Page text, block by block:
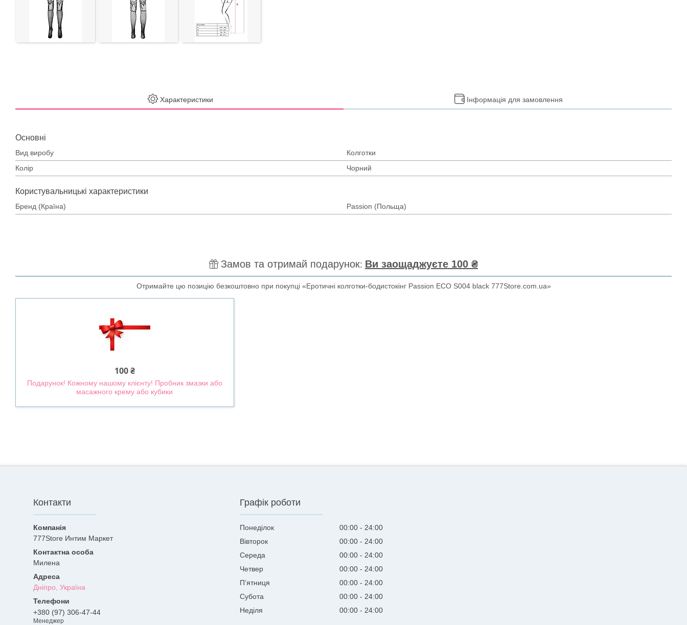
Характеристики Інформація для замовлення
Основні
Вид виробу
Колготки
Колір
Чорний
Користувальницькі характеристики
Бренд (Країна) Passion (Польща)
Замов та отримай подарунок Ви заощаджуєте 100 ₴
Отримайте цю позицію безкоштовно при покупці «Еротичні колготки-бодистокінг Passion ECO S004 black 777Store.com.ua»
100 ₴
Подарунок! Кожному нашому клієнту! Пробник змазки або
масажного крему або кубики
Контакти
777Store Интим Маркет
Милена
Дніпро, Україна
+380 (97) 306-47-44
Менеджер
Графік роботи
Понеділок 00:00
24:00
Вівторок
00:00
24:00
Середа
00:00
24:00
Четвер
00:00
24:00
Пʼятниця
00:00
24:00
Субота
00:00
24:00
Неділя
00:00 24:00